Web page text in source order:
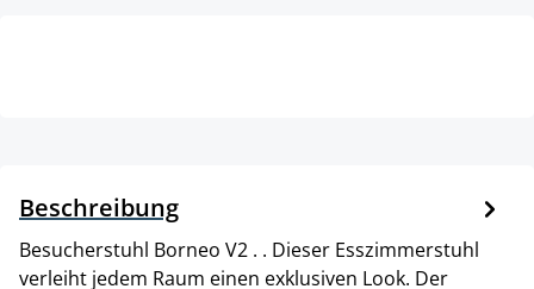
Beschreibung
Besucherstuhl Borneo V2 . . Dieser Esszimmerstuhl
verleiht jedem Raum einen exklusiven Look. Der